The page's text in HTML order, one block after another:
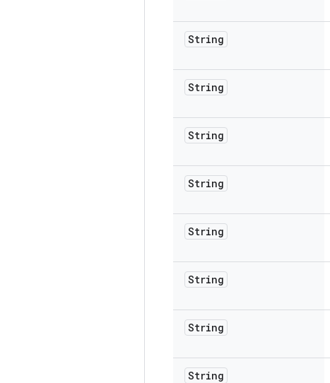
String
String
String
String
String
String
String
String